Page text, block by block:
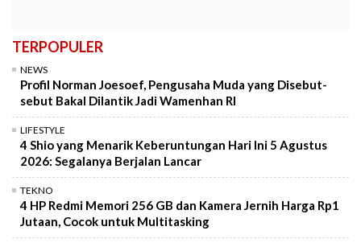
TERPOPULER
NEWS
Profil Norman Joesoef, Pengusaha Muda yang Disebut-
sebut Bakal Dilantik Jadi Wamenhan RI
LIFESTYLE
4 Shio yang Menarik Keberuntungan Hari Ini 5 Agustus
2026: Segalanya Berjalan Lancar
TEKNO
4 HP Redmi Memori 256 GB dan Kamera Jernih Harga Rp1
Jutaan, Cocok untuk Multitasking